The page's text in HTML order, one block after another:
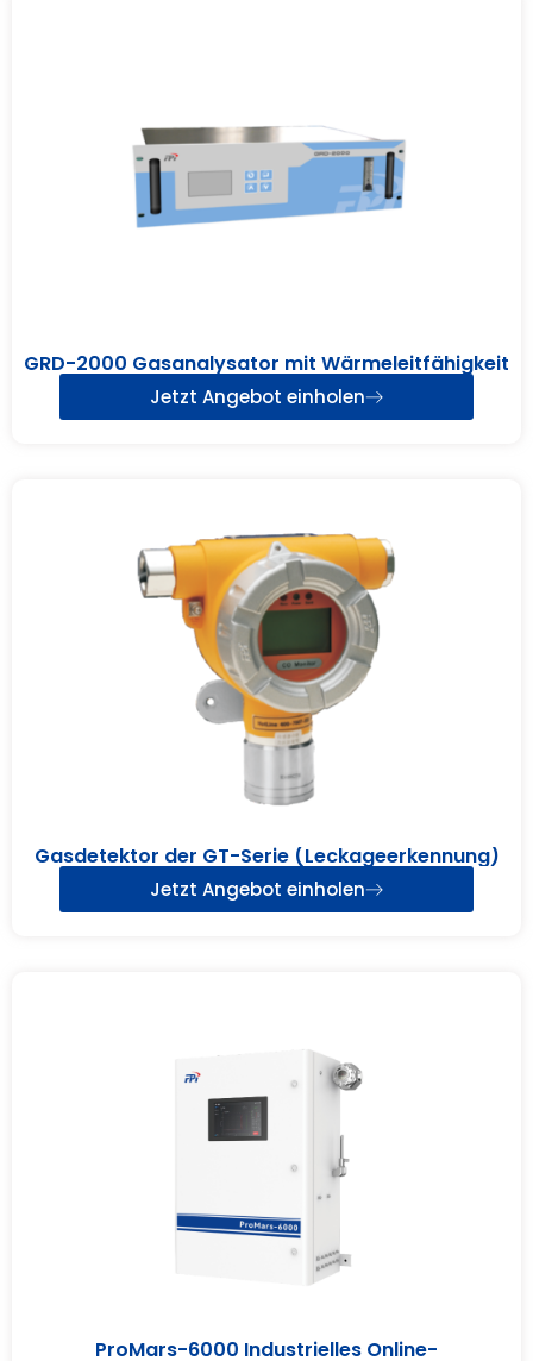
GRD-2000 Gasanalysator mit Wärmeleitfähigkeit
Jetzt Angebot einholen
Gasdetektor der GT-Serie (Leckageerkennung)
Jetzt Angebot einholen
ProMars-6000 Industrielles Online-